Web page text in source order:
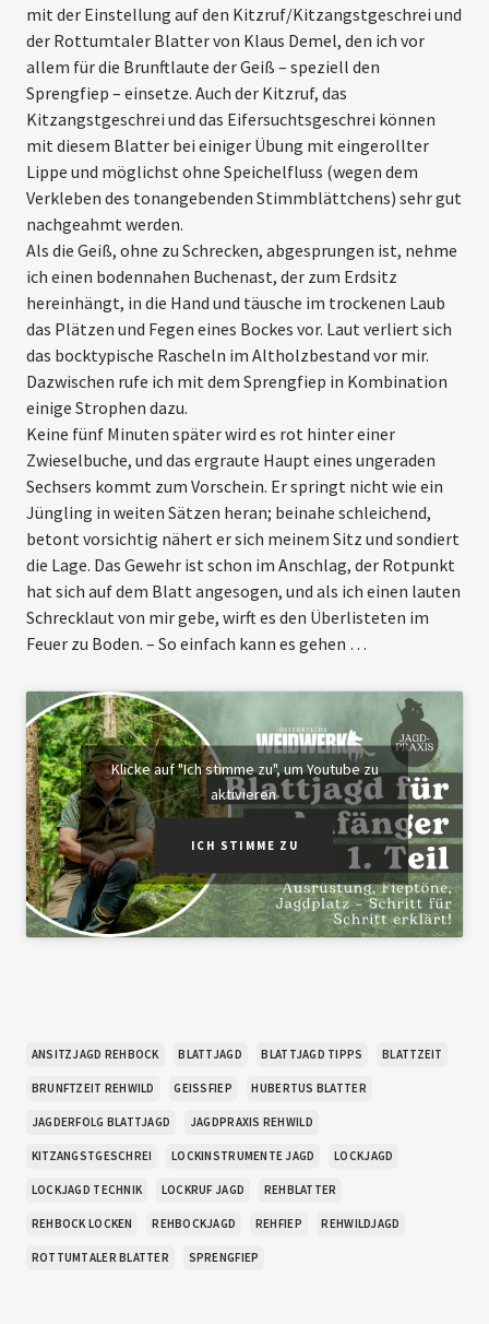
mit der Einstellung auf den Kitzruf/Kitzangst­geschrei und
der Rottumtaler Blatter von Klaus Demel, den ich vor
allem für die Brunftlaute der Geiß – speziell den
Sprengfiep – einsetze. Auch der Kitzruf, das
Kitzangstgeschrei und das Eifersuchtsgeschrei können
mit diesem Blatter bei einiger Übung mit eingerollter
Lippe und möglichst ohne Speichelfluss (wegen dem
Verkleben des tonangebenden Stimmblättchens) sehr gut
nachgeahmt werden.
Als die Geiß, ohne zu Schrecken, abgesprungen ist, nehme
ich einen bodennahen Buchenast, der zum Erdsitz
hereinhängt, in die Hand und täusche im trockenen Laub
das Plätzen und Fegen eines Bockes vor. Laut verliert sich
das bocktypische Rascheln im Altholzbestand vor mir.
Dazwischen rufe ich mit dem Sprengfiep in Kombination
einige Strophen dazu.
Keine fünf Minuten später wird es rot hinter einer
Zwieselbuche, und das ergraute Haupt eines ungeraden
Sechsers kommt zum Vorschein. Er springt nicht wie ein
Jüngling in weiten Sätzen heran; beinahe schleichend,
betont vorsichtig nähert er sich meinem Sitz und sondiert
die Lage. Das Gewehr ist schon im Anschlag, der Rotpunkt
hat sich auf dem Blatt angesogen, und als ich einen lauten
Schrecklaut von mir gebe, wirft es den Überlisteten im
Feuer zu Boden. – So einfach kann es gehen …
Klicke auf "Ich stimme zu", um Youtube zu
aktivieren
ICH STIMME ZU
ANSITZJAGD REHBOCK BLATTJAGD BLATTJAGD TIPPS BLATTZEIT
BRUNFTZEIT REHWILD GEISSFIEP HUBERTUS BLATTER
JAGDERFOLG BLATTJAGD JAGDPRAXIS REHWILD
KITZANGSTGESCHREI LOCKINSTRUMENTE JAGD LOCKJAGD
LOCKJAGD TECHNIK LOCKRUF JAGD REHBLATTER
REHBOCK LOCKEN REHBOCKJAGD REHFIEP REHWILDJAGD
ROTTUMTALER BLATTER SPRENGFIEP